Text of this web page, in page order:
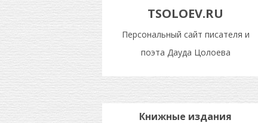
TSOLOEV.RU
Персональный сайт писателя и
поэта Дауда Цолоева
Книжные издания